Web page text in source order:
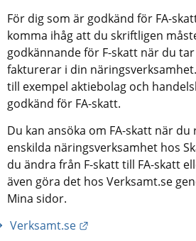
För dig som är godkänd för FA-
komma ihåg att du skriftligen
godkännande för F-skatt när du
fakturerar i din
till exempel aktiebolag och
godkänd för FA-skatt.
Du kan ansöka om FA-skatt när
enskilda näringsverksamhet hos
du ändra från F-skatt till FA-skatt
även göra det hos Verksamt.se
Mina sidor.
Verksamt.se